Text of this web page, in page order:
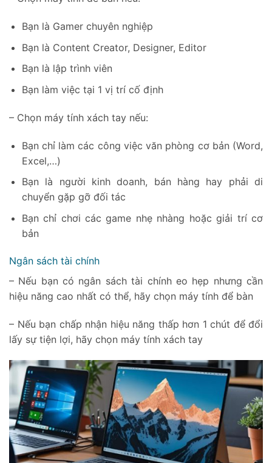
Bạn là Gamer chuyên nghiệp
Bạn là Content Creator, Designer, Editor
Bạn là lập trình viên
Bạn làm việc tại 1 vị trí cố định
– Chọn máy tính xách tay nếu:
Bạn chỉ làm các công việc văn phòng cơ bản (Word,
Excel,…)
Bạn là người kinh doanh, bán hàng hay phải di
chuyển gặp gỡ đối tác
Bạn chỉ chơi các game nhẹ nhàng hoặc giải trí cơ
bản
Ngân sách tài chính
– Nếu bạn có ngân sách tài chính eo hẹp nhưng cần
hiệu năng cao nhất có thể, hãy chọn máy tính để bàn
– Nếu bạn chấp nhận hiệu năng thấp hơn 1 chút để đổi
lấy sự tiện lợi, hãy chọn máy tính xách tay